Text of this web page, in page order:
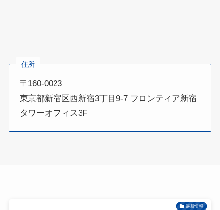
住所
〒160-0023
東京都新宿区西新宿3丁目9-7 フロンティア新宿
タワーオフィス3F
最新情報